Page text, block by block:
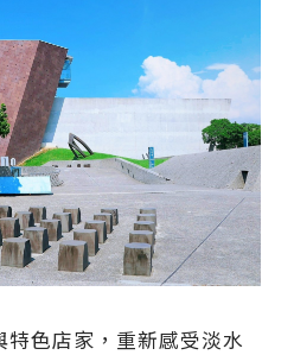
色店家，重新感受淡水